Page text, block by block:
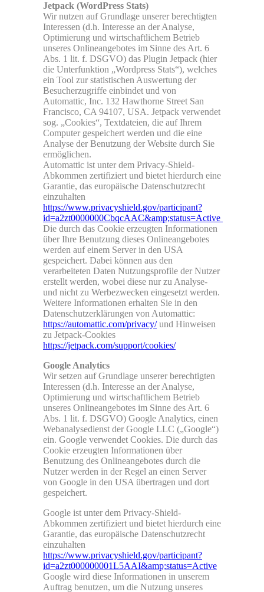
Jetpack (WordPress Stats)
Wir nutzen auf Grundlage unserer berechtigten
Interessen (d.h. Interesse an der Analyse,
Optimierung und wirtschaftlichem Betrieb
unseres Onlineangebotes im Sinne des Art. 6
Abs. 1 lit. f. DSGVO) das Plugin Jetpack (hier
die Unterfunktion „Wordpress Stats“), welches
ein Tool zur statistischen Auswertung der
Besucherzugriffe einbindet und von
Automattic, Inc. 132 Hawthorne Street San
Francisco, CA 94107, USA. Jetpack verwendet
sog. „Cookies“, Textdateien, die auf Ihrem
Computer gespeichert werden und die eine
Analyse der Benutzung der Website durch Sie
ermöglichen.
Automattic ist unter dem Privacy-Shield-
Abkommen zertifiziert und bietet hierdurch eine
Garantie, das europäische Datenschutzrecht
einzuhalten
https://www.privacyshield.gov/participant?
id=a2zt0000000CbqcAAC&amp;status=Active
Die durch das Cookie erzeugten Informationen
über Ihre Benutzung dieses Onlineangebotes
werden auf einem Server in den USA
gespeichert. Dabei können aus den
verarbeiteten Daten Nutzungsprofile der Nutzer
erstellt werden, wobei diese nur zu Analyse-
und nicht zu Werbezwecken eingesetzt werden.
Weitere Informationen erhalten Sie in den
Datenschutzerklärungen von Automattic:
https://automattic.com/privacy/und Hinweisen
zu Jetpack-Cookies
https://jetpack.com/support/cookies/
Google Analytics
Wir setzen auf Grundlage unserer berechtigten
Interessen (d.h. Interesse an der Analyse,
Optimierung und wirtschaftlichem Betrieb
unseres Onlineangebotes im Sinne des Art. 6
Abs. 1 lit. f. DSGVO) Google Analytics, einen
Webanalysedienst der Google LLC („Google“)
ein. Google verwendet Cookies. Die durch das
Cookie erzeugten Informationen über
Benutzung des Onlineangebotes durch die
Nutzer werden in der Regel an einen Server
von Google in den USA übertragen und dort
gespeichert.
Google ist unter dem Privacy-Shield-
Abkommen zertifiziert und bietet hierdurch eine
Garantie, das europäische Datenschutzrecht
einzuhalten
https://www.privacyshield.gov/participant?
id=a2zt000000001L5AAI&amp;status=Active
Google wird diese Informationen in unserem
Auftrag benutzen, um die Nutzung unseres